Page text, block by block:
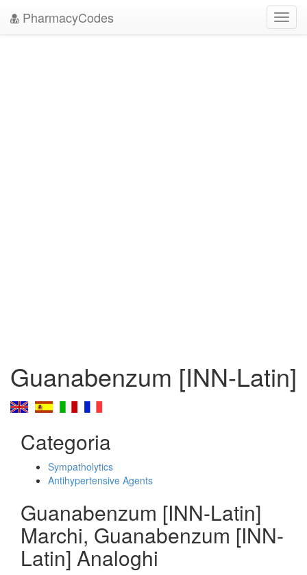
PharmacyCodes
Guanabenzum [INN-Latin]
Categoria
Sympatholytics
Antihypertensive Agents
Guanabenzum [INN-Latin]
Marchi, Guanabenzum [INN-
Latin] Analoghi